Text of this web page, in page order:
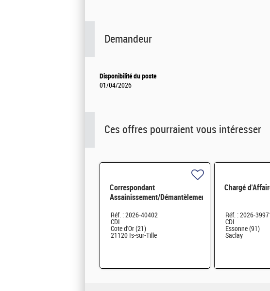
Demandeur
Disponibilité du poste
01/04/2026
Ces offres pourraient vous intéresser
Correspondant
Assainissement/Démantèlement
Réf. : 2026-40402
CDI
Cote d'Or (21)
21120 Is-sur-Tille
Chargé
Réf. : 2026-
CDI
Essonne (91)
Saclay